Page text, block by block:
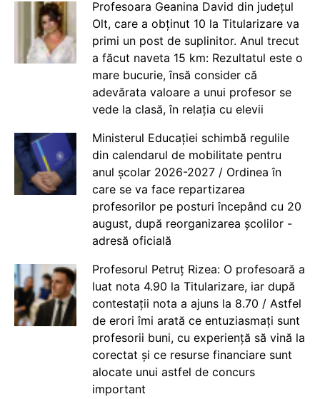
Profesoara Geanina David din județul
Olt, care a obținut 10 la Titularizare va
primi un post de suplinitor. Anul trecut
a făcut naveta 15 km: Rezultatul este o
mare bucurie, însă consider că
adevărata valoare a unui profesor se
vede la clasă, în relația cu elevii
Ministerul Educației schimbă regulile
din calendarul de mobilitate pentru
anul școlar 2026-2027 / Ordinea în
care se va face repartizarea
profesorilor pe posturi începând cu 20
august, după reorganizarea școlilor -
adresă oficială
Profesorul Petruț Rizea: O profesoară a
luat nota 4.90 la Titularizare, iar după
contestații nota a ajuns la 8.70 / Astfel
de erori îmi arată ce entuziasmați sunt
profesorii buni, cu experiență să vină la
corectat și ce resurse financiare sunt
alocate unui astfel de concurs
important